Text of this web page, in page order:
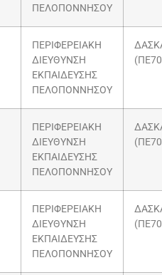
ΠΕΛΟΠΟΝΝΗΣΟΥ
ΠΕΡΙΦΕΡΕΙΑΚΗ
ΔΙΕΥΘΥΝΣΗ
ΕΚΠΑΙΔΕΥΣΗΣ
ΠΕΛΟΠΟΝΝΗΣΟΥ
ΠΕΡΙΦΕΡΕΙΑΚΗ
ΔΙΕΥΘΥΝΣΗ
ΕΚΠΑΙΔΕΥΣΗΣ
ΠΕΛΟΠΟΝΝΗΣΟΥ
ΠΕΡΙΦΕΡΕΙΑΚΗ
ΔΙΕΥΘΥΝΣΗ
ΕΚΠΑΙΔΕΥΣΗΣ
ΠΕΛΟΠΟΝΝΗΣΟΥ